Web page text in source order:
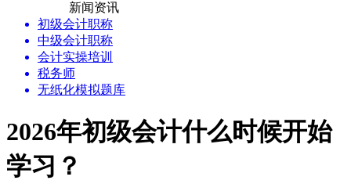
新闻资讯
初级会计职称
中级会计职称
会计实操培训
税务师
无纸化模拟题库
2026年初级会计什么时候开始
学习？